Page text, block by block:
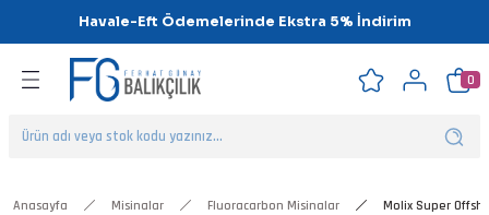
Havale-Eft Ödemelerinde Ekstra 5% İndirim
Geri Dön
Geri Dön
Geri Dön
Geri Dön
Geri Dön
Geri Dön
0
Anasayfa Misinalar Fluoracarbon Misinalar Molix Super